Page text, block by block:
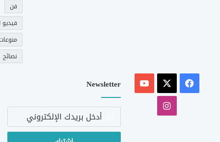
فن
فيديو
نصائح
فيسبوك
‫YouTube
انستقرام
Newsletter
أدخل
الإلكتروني